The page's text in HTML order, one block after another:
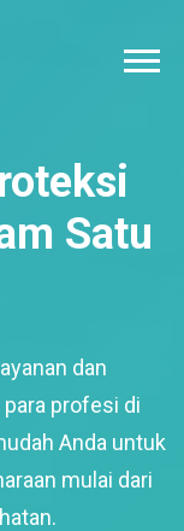
Satu
dan
profesi di
Anda untuk
mulai dari